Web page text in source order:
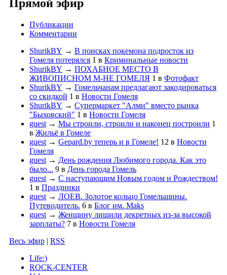
Прямой эфир
Публикации
Комментарии
ShurikBY → В поисках покемона подросток из
Гомеля потерялся 1 в Криминальные новости
ShurikBY → ПОХАБНОЕ МЕСТО В
ЖИВОПИСНОМ М-НЕ ГОМЕЛЯ 1 в Фотофакт
ShurikBY → Гомельчанам предлагают закодироваться
со скидкой 1 в Новости Гомеля
ShurikBY → Супермаркет "Алми" вместо рынка
"Быховский" 1 в Новости Гомеля
guest → Мы строили, строили и наконец построили 1
в Жильё в Гомеле
guest → Gepard.by теперь и в Гомеле! 12 в Новости
Гомеля
guest → День рождения Любимого города. Как это
было... 9 в День города Гомель
guest → С наступающим Новым годом и Рождеством!
1 в Праздники
guest → ЛОЕВ. Золотое кольцо Гомельщины.
Путеводитель. 6 в Блог им. Maks
guest → Женщину лишили декретных из-за высокой
зарплаты? 7 в Новости Гомеля
Весь эфир | RSS
Life:)
ROCK-CENTER